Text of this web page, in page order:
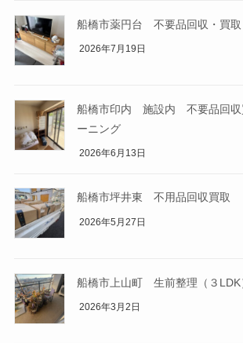
船橋市薬円台 不要品回収・買取
2026年7月19日
船橋市印内 施設内 不要品回収
ーニング
2026年6月13日
船橋市坪井東 不用品回収買取
2026年5月27日
船橋市上山町 生前整理（３LDK
2026年3月2日